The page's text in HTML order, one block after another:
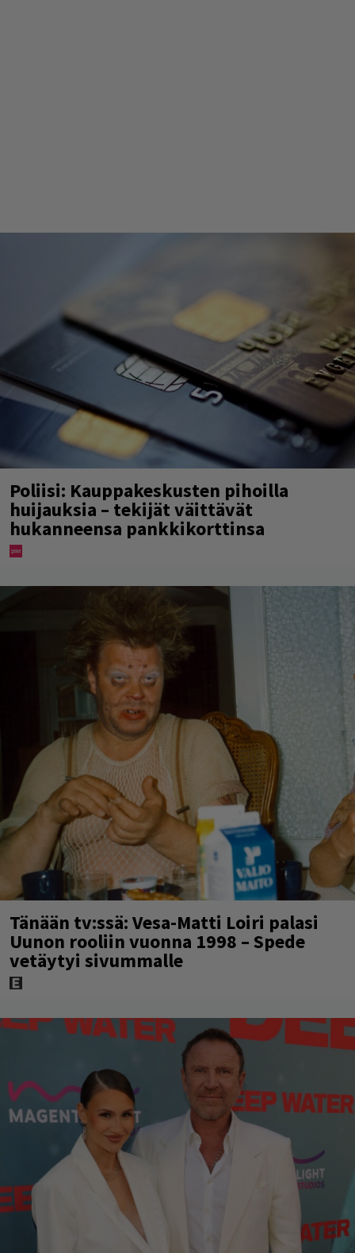
Poliisi: Kauppakeskusten pihoilla
huijauksia – tekijät väittävät
hukanneensa pankkikorttinsa
Tänään tv:ssä: Vesa-Matti Loiri palasi
Uunon rooliin vuonna 1998 – Spede
vetäytyi sivummalle